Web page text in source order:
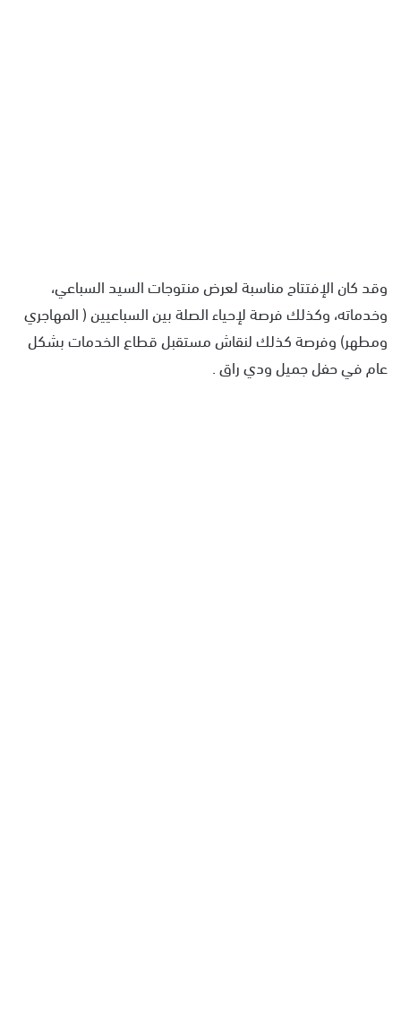
وقد كان الإفتتاح مناسبة لعرض منتوجات السيد السباعي،
وخدماته، وكذلك فرصة لإحياء الصلة بين السباعيين ( المهاجري
ومطهر) وفرصة كذلك لنقاش مستقبل قطاع الخدمات بشكل
عام في حفل جميل ودي راق .